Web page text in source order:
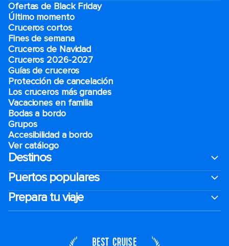
Ofertas de Black Friday
Último momento
Cruceros cortos
Fines de semana
Cruceros de Navidad
Cruceros 2026-2027
Guías de cruceros
Protección de cancelación
Los cruceros más grandes
Vacaciones en familia
Bodas a bordo
Grupos
Accesibilidad a bordo
Ver catálogo
Destinos
Puertos populares
Prepara tu viaje